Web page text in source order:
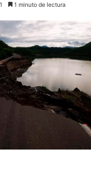
1 minuto de lectura